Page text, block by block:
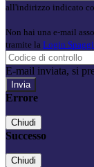
all'indirizzo indicato
Non hai una e-mail
tramite la Login
E-mail inviata, si
Errore
Chiudi
Successo
Chiudi